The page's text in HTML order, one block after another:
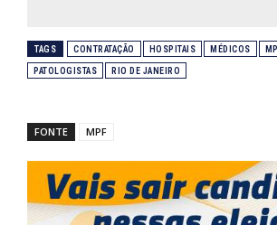
TAGS CONTRATAÇÃO HOSPITAIS MÉDICOS
PATOLOGISTAS RIO DE JANEIRO
FONTE MPF